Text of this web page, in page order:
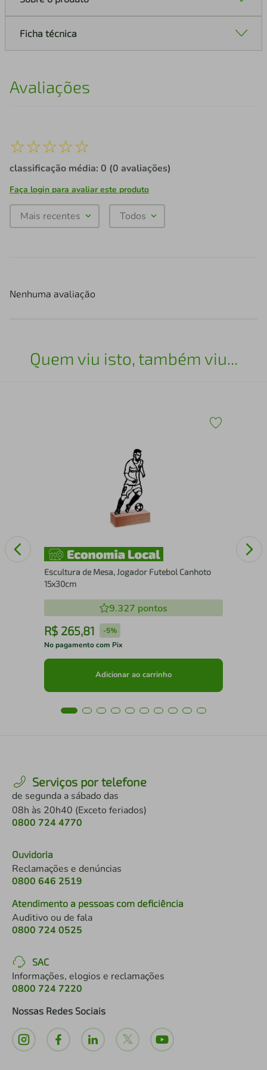
Ficha técnica
Avaliações
☆☆☆☆☆
classificação média: 0 (0 avaliações)
Faça login para avaliar este produto
Mais recentes Todos
Nenhuma avaliação
Quem viu isto, também viu...
Escultura de Mesa, Jogador Futebol Canhoto
15x30cm
9.327 pontos
R$ 265,81 -5%
No pagamento com Pix
Adicionar ao carrinho
Serviços por telefone
de segunda a sábado das
08h às 20h40 (Exceto feriados)
0800 724 4770
Ouvidoria
Reclamações e denúncias
0800 646 2519
Atendimento a pessoas com deficiência
Auditivo ou de fala
0800 724 0525
SAC
Informações, elogios e reclamações
0800 724 7220
Nossas Redes Sociais